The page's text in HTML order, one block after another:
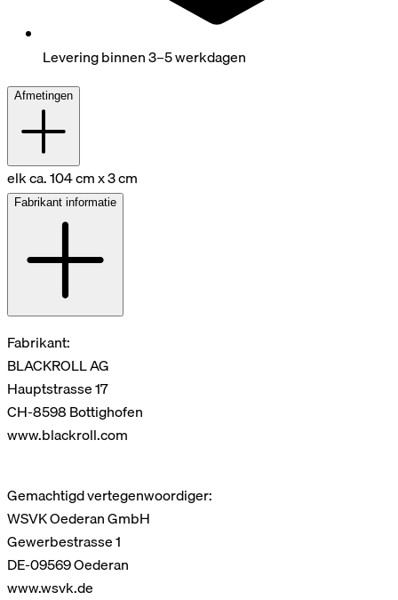
Levering binnen 3–5 werkdagen
Afmetingen
elk ca. 104 cm x 3 cm
Fabrikant informatie
Fabrikant:
BLACKROLL AG
Hauptstrasse 17
CH-8598 Bottighofen
www.blackroll.com
Gemachtigd vertegenwoordiger:
WSVK Oederan GmbH
Gewerbestrasse 1
DE-09569 Oederan
www.wsvk.de